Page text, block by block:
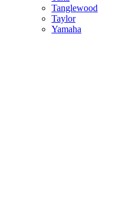
Tanglewood
Taylor
Yamaha